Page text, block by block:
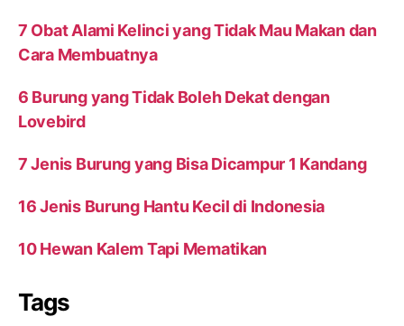
7 Obat Alami Kelinci yang Tidak Mau Makan dan
Cara Membuatnya
6 Burung yang Tidak Boleh Dekat dengan
Lovebird
7 Jenis Burung yang Bisa Dicampur 1 Kandang
16 Jenis Burung Hantu Kecil di Indonesia
10 Hewan Kalem Tapi Mematikan
Tags